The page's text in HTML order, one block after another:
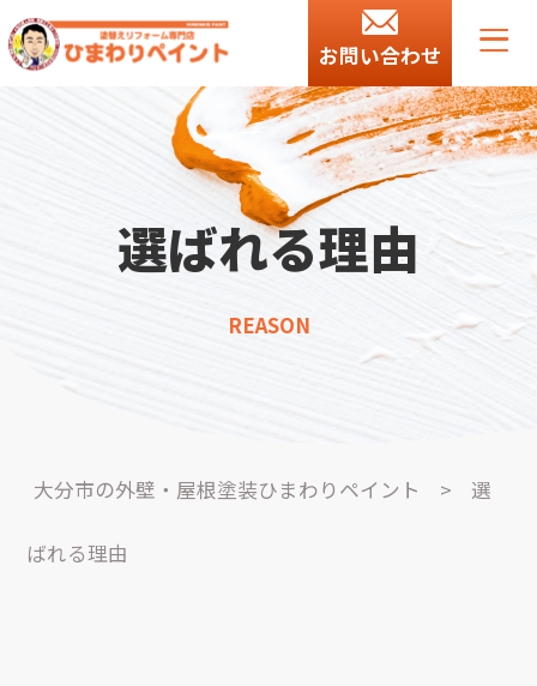
お問い合わせ
選ばれる理由
REASON
大分市の外壁・屋根塗装ひまわりペイント > 選
ばれる理由